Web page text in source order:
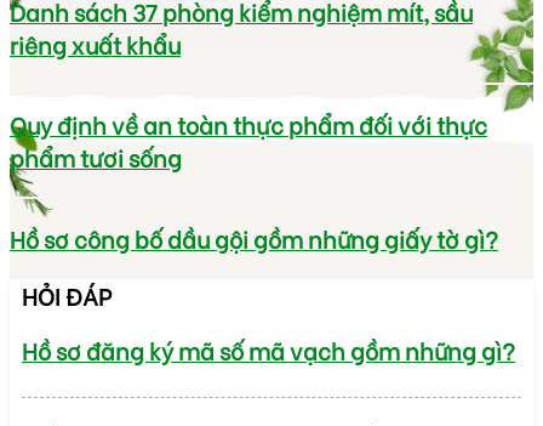
Danh sách 37 phòng kiểm nghiệm mít, sầu
riêng xuất khẩu
Quy định về an toàn thực phẩm đối với thực
phẩm tươi sống
Hồ sơ công bố dầu gội gồm những giấy tờ gì?
HỎI ĐÁP
Hồ sơ đăng ký mã số mã vạch gồm những gì?